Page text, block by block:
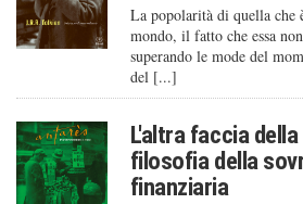
La popolarità di quella che
mondo, il fatto che essa
superando le mode del
del [...]
L'altra faccia
filosofia della
finanziaria